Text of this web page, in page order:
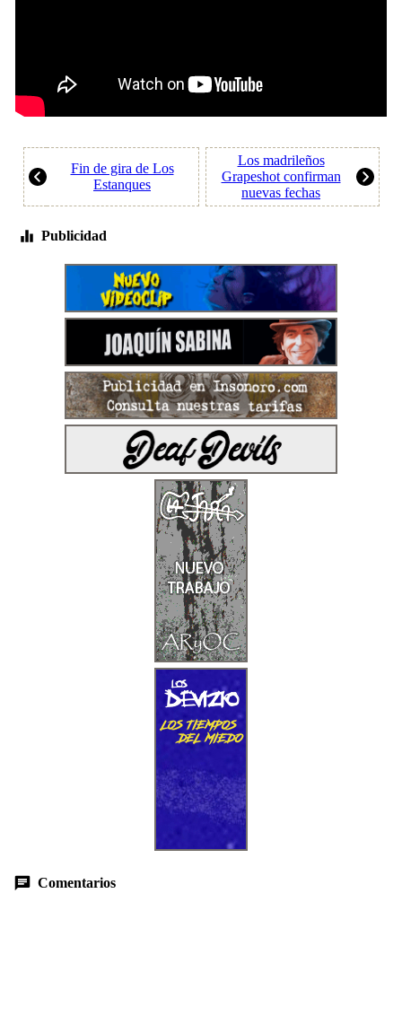
Fin de gira de Los
Estanques
Los madrileños
Grapeshot confirman
nuevas fechas
Publicidad
Comentarios